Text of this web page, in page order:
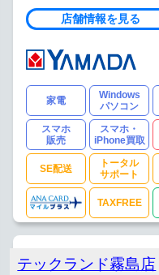
店舗情報を見る
家電
Windows
パソコン
スマホ
販売
スマホ・
iPhone買取
SE配送
トータル
サポート
TAXFREE
テックランド霧島店